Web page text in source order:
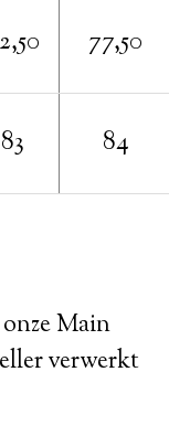
77,50
83 84
Main
verwerkt